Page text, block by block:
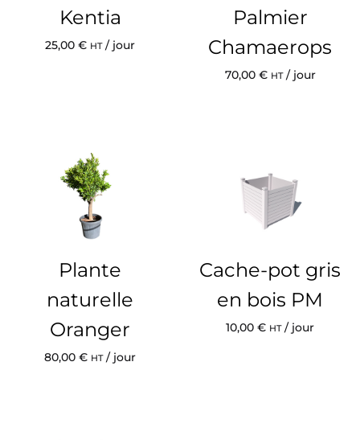
Kentia
25,00 € HT/ jour
Palmier
Chamaerops
70,00 € HT/ jour
Plante
naturelle
Oranger
80,00 € HT/ jour
Cache-pot gris
en bois PM
10,00 € HT/ jour